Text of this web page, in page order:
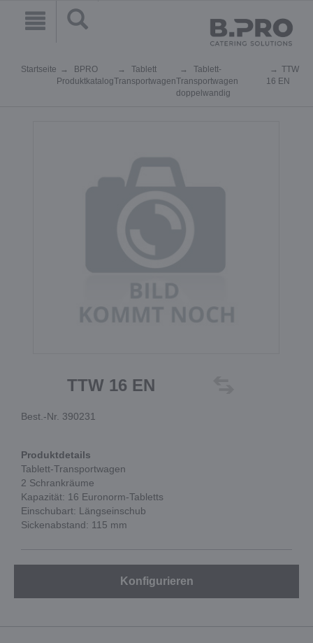
Startseite
BPRO
Produktkatalog
Tablett
Transportwagen
Tablett-
Transportwagen
doppelwandig
TTW
16 EN
TTW 16 EN
Best.-Nr. 390231
Produktdetails
Tablett-Transportwagen
2 Schrankräume
Kapazität: 16 Euronorm-Tabletts
Einschubart: Längseinschub
Sickenabstand: 115 mm
Konfigurieren